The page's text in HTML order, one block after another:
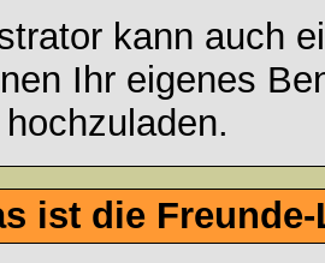
kann auch
Ihr eigenes
ist die